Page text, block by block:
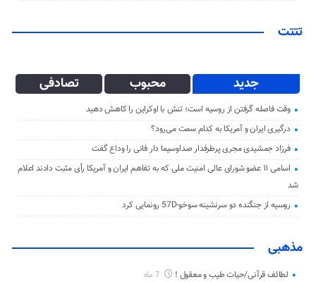
تتتت
جدید محبوب تصادفی
وقت فاصله گرفتن از روسیه است؛ تنش با اوکراین را کاهش دهید
درگیری ایران و آمریکا به کدام سمت می‌رود؟
فرزاد جمشیدی مجری پرطرفدار صداوسیما دار فانی را وداع گفت
اسامی ۱۱ عضو شورای عالی امنیت ملی که به تفاهم ایران و آمریکا رأی مثبت دادند اعلام
شد
روسیه از جنگنده دو سرنشینه سوخو-57D رونمایی کرد
مذهبی
لطائف قرآنی/حیات طیب و معقول ! 7 ماه